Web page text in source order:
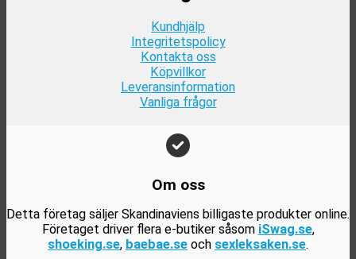
Kundhjälp
Integritetspolicy
Kontakta oss
Köpvillkor
Leveransinformation
Vanliga frågor
Om oss
Detta företag säljer Skandinaviens billigaste produkter online.
Företaget driver flera e-butiker såsom iSwag.se,
shoeking.se, baebae.se och sexleksaken.se.